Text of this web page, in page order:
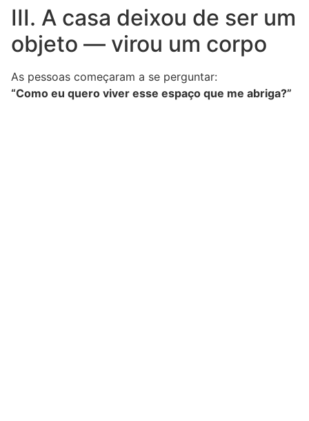
III. A casa deixou de ser um
objeto — virou um corpo
As pessoas começaram a se perguntar:
“Como eu quero viver esse espaço que me abriga?”